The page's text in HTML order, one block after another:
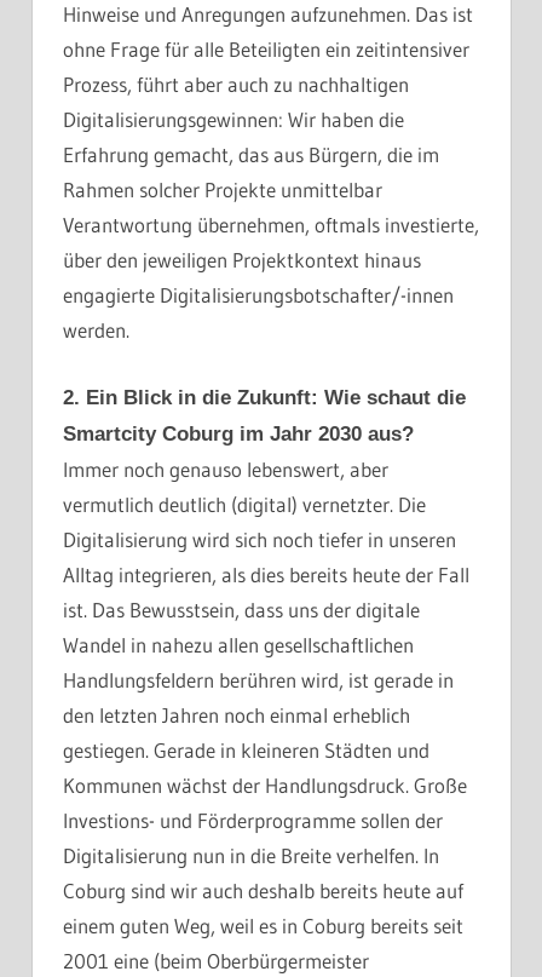
Hinweise und Anregungen aufzunehmen. Das ist
ohne Frage für alle Beteiligten ein zeitintensiver
Prozess, führt aber auch zu nachhaltigen
Digitalisierungsgewinnen: Wir haben die
Erfahrung gemacht, das aus Bürgern, die im
Rahmen solcher Projekte unmittelbar
Verantwortung übernehmen, oftmals investierte,
über den jeweiligen Projektkontext hinaus
engagierte Digitalisierungsbotschafter/-innen
werden.
2. Ein Blick in die Zukunft: Wie schaut die
Smartcity Coburg im Jahr 2030 aus?
Immer noch genauso lebenswert, aber
vermutlich deutlich (digital) vernetzter. Die
Digitalisierung wird sich noch tiefer in unseren
Alltag integrieren, als dies bereits heute der Fall
ist. Das Bewusstsein, dass uns der digitale
Wandel in nahezu allen gesellschaftlichen
Handlungsfeldern berühren wird, ist gerade in
den letzten Jahren noch einmal erheblich
gestiegen. Gerade in kleineren Städten und
Kommunen wächst der Handlungsdruck. Große
Investions- und Förderprogramme sollen der
Digitalisierung nun in die Breite verhelfen. In
Coburg sind wir auch deshalb bereits heute auf
einem guten Weg, weil es in Coburg bereits seit
2001 eine (beim Oberbürgermeister